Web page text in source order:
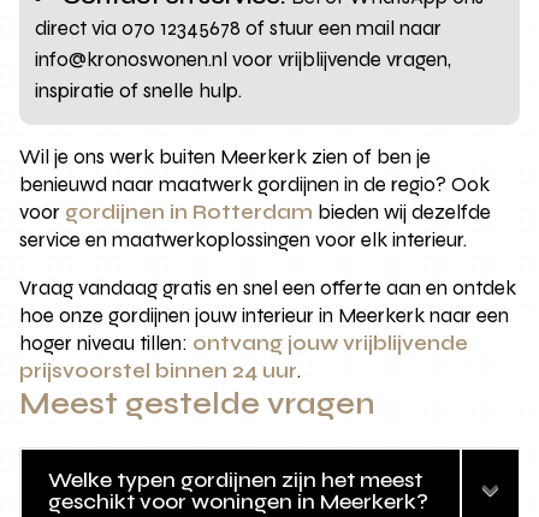
direct via 070 12345678 of stuur een mail naar
info@kronoswonen.nl voor vrijblijvende vragen,
inspiratie of snelle hulp.
Wil je ons werk buiten Meerkerk zien of ben je
benieuwd naar maatwerk gordijnen in de regio? Ook
voor gordijnen in Rotterdam bieden wij dezelfde
service en maatwerkoplossingen voor elk interieur.
Vraag vandaag gratis en snel een offerte aan en ontdek
hoe onze gordijnen jouw interieur in Meerkerk naar een
hoger niveau tillen: ontvang jouw vrijblijvende
prijsvoorstel binnen 24 uur.
Meest gestelde vragen
Welke typen gordijnen zijn het meest
geschikt voor woningen in Meerkerk?